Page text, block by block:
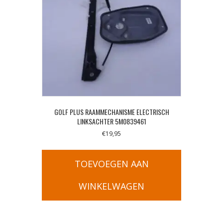
GOLF PLUS RAAMMECHANISME ELECTRISCH
LINKSACHTER 5M0839461
€19,95
TOEVOEGEN AAN
WINKELWAGEN